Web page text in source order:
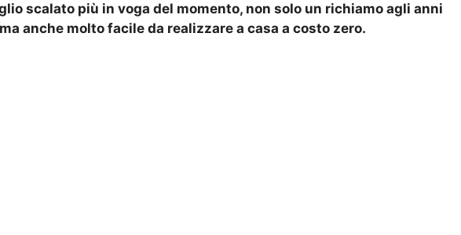
scalato più in voga del momento, non solo un richiamo agli anni
anche molto facile da realizzare a casa a costo zero.